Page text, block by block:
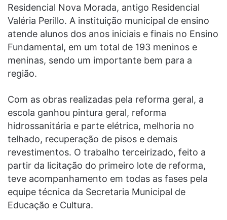
Residencial Nova Morada, antigo Residencial
Valéria Perillo. A instituição municipal de ensino
atende alunos dos anos iniciais e finais no Ensino
Fundamental, em um total de 193 meninos e
meninas, sendo um importante bem para a
região.
Com as obras realizadas pela reforma geral, a
escola ganhou pintura geral, reforma
hidrossanitária e parte elétrica, melhoria no
telhado, recuperação de pisos e demais
revestimentos. O trabalho terceirizado, feito a
partir da licitação do primeiro lote de reforma,
teve acompanhamento em todas as fases pela
equipe técnica da Secretaria Municipal de
Educação e Cultura.